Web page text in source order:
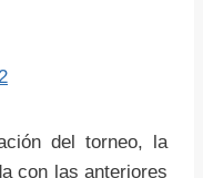
del torneo, la
con las anteriores